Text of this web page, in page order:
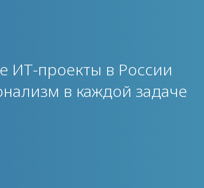
ИТ-проекты в России
в каждой задаче